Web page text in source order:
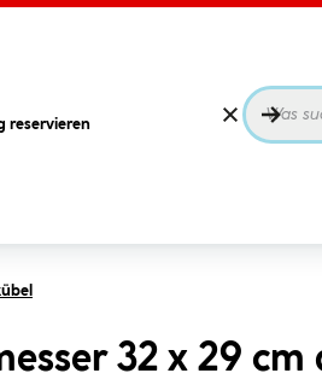
reservieren
32 x 29